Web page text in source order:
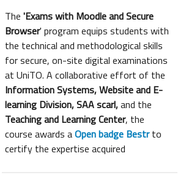
The'Exams with Moodle and Secure
Browser' program equips students with
the technical and methodological skills
for secure, on-site digital examinations
at UniTO. A collaborative effort of the
Information Systems, Website and E-
learning Division,SAA scarl,and the
Teaching and Learning Center, the
course awards aOpen badge Bestrto
certify the expertise acquired